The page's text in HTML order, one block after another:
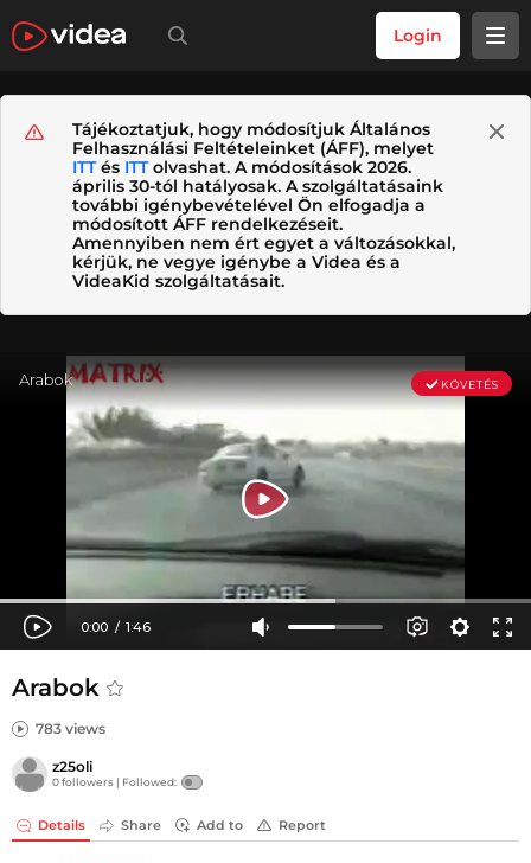
Login
Tájékoztatjuk, hogy módosítjuk Általános
Felhasználási Feltételeinket (ÁFF), melyet
ITTés ITTolvashat. A módosítások 2026.
április 30-tól hatályosak. A szolgáltatásaink
további igénybevételével Ön elfogadja a
módosított ÁFF rendelkezéseit.
Amennyiben nem ért egyet a változásokkal,
kérjük, ne vegye igénybe a Videa és a
VideaKid szolgáltatásait.
Arabok
783 views
z25oli
0 followers | Followed:
Details Share Add to Report